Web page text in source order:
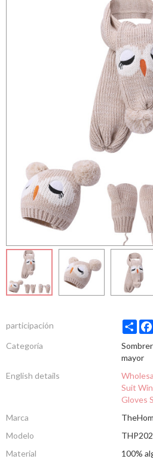
participación
Categoría
mayor
English details
Suit
Gloves
Marca
Modelo
Material
100%